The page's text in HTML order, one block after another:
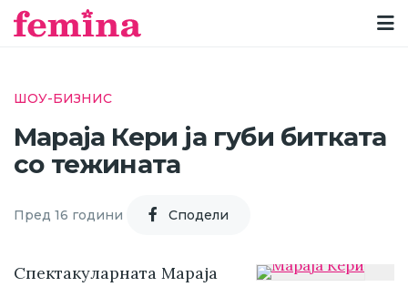
ШОУ-БИЗНИС
Мараја Кери ја губи битката
со тежината
Пред 16 години Cподели
Спектакуларната Мараја